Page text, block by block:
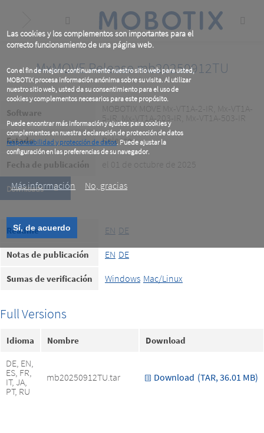
Las cookies y los complementos son importantes para el
correcto funcionamiento de una página web.
Con el fin de mejorar continuamente nuestro sitio web para usted,
MOBOTIX procesa información anónima sobre su visita. Al utilizar
nuestro sitio web, usted da su consentimiento para el uso de
cookies y complementos necesarios para este propósito.
Puede encontrar más información y ajustes para cookies y
complementos en nuestra declaración de protección de datos
responsabilidad y protección de datos. Puede ajustar la
configuración en las preferencias de su navegador.
.
Más información
No, gracias
Sí, de acuerdo
content
MxMOVE Release mb20250912TU
Software
MOBOTIX MOVE Mx-VT1A-2-IR, Mx-VT1A-
5-IR, Mx-VT1A-203-IR, Mx-VT1A-503-IR
Estado Release
Fecha de publicación el 01 de octubre de 2025
Downloads
Readme EN DE
Notas de publicación EN DE
Sumas de verificación Windows Mac/Linux
Full Versions
Idioma Nombre Download
DE, EN,
ES, FR,
IT, JA,
PT, RU
mb20250912TU.tar Download (TAR, 36.01 MB)